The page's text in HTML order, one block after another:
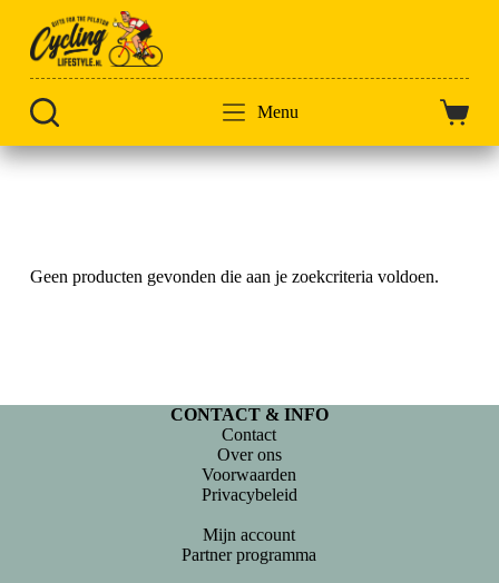
Doorgaan
naar
artikel
Menu
Geen producten gevonden die aan je zoekcriteria voldoen.
CONTACT & INFO
Contact
Over ons
Voorwaarden
Privacybeleid
Mijn account
Partner programma